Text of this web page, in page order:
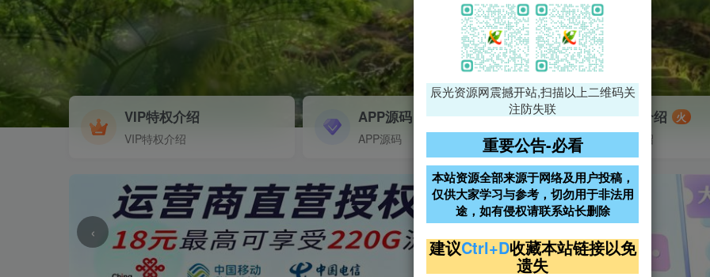
VIP特权介绍
VIP特权介绍
APP源码
APP源码
VIP特权介绍 火
VIP特权介绍
‹
辰光资源网震撼开站,扫描以上二维码关
注防失联
重要公告-必看
本站资源全部来源于网络及用户投稿，
仅供大家学习与参考，切勿用于非法用
途，如有侵权请联系站长删除
建议Ctrl+D收藏本站链接以免
遗失